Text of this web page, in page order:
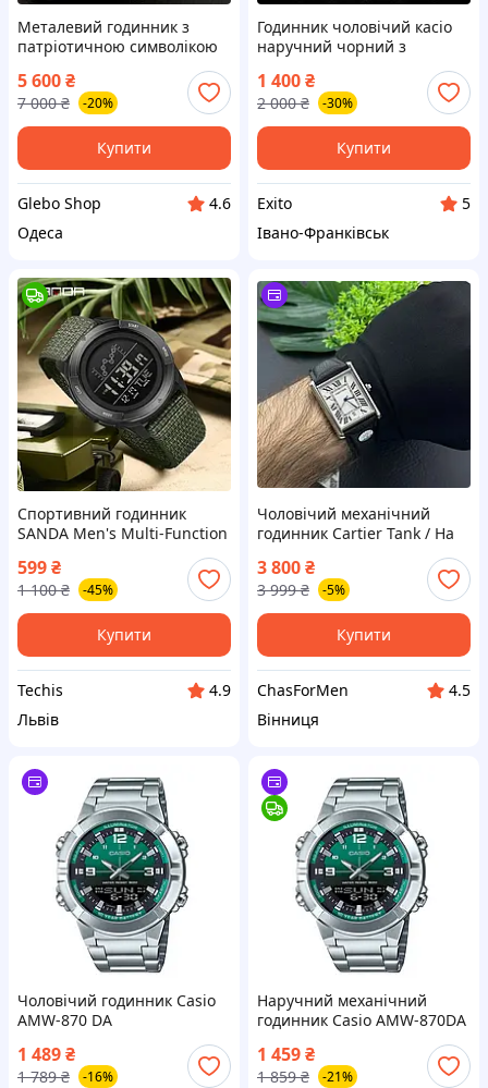
Металевий годинник з
патріотичною символікою
механічний годинник з
автопідзаводом Awarder
5 600₴
7 000 ₴ -20%
Купити
Glebo Shop
4.6
Одеса
Годинник чоловічий касіо
наручний чорний з
стильний годинник Casio
1 400₴
2 000 ₴ -30%
Купити
Exito
5
Івано-Франківськ
Спортивний годинник
SANDA Men's Multi-Function
(зелений, водостійкість 50
м)
599₴
1 100 ₴ -45%
Купити
Techis
4.9
Львів
Чоловічий механічний
годинник Cartier Tank / На
3 800₴
3 999 ₴ -5%
Купити
ChasForMen
4.5
Вінниця
Чоловічий годинник Casio
AMW-870 DA
1 489₴
1 789 ₴ -16%
Наручний механічний
годинник Casio AMW-870DA
1 459₴
1 859 ₴ -21%